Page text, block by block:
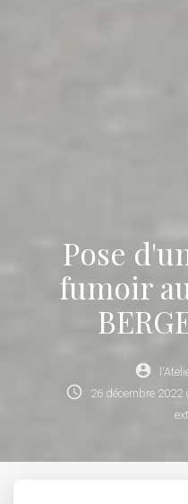
Pose
fumoir
account_circle
schedule 26 décembre 2022